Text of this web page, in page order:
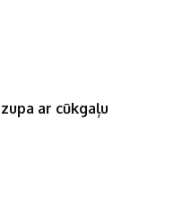
ar cūkgaļu